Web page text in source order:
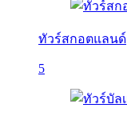
ทัวร์สกอตแลนด์
5